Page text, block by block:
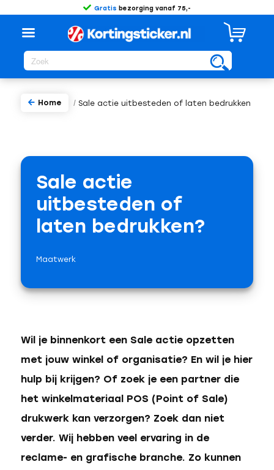
Gratis bezorging vanaf 75,-
/ Sale actie uitbesteden of laten bedrukken
Home
Sale actie
uitbesteden of
laten bedrukken?
Maatwerk
Wil je binnenkort een Sale actie opzetten
met jouw winkel of organisatie? En wil je hier
hulp bij krijgen? Of zoek je een partner die
het winkelmateriaal POS (Point of Sale)
drukwerk kan verzorgen? Zoek dan niet
verder. Wij hebben veel ervaring in de
reclame- en grafische branche. Zo kunnen